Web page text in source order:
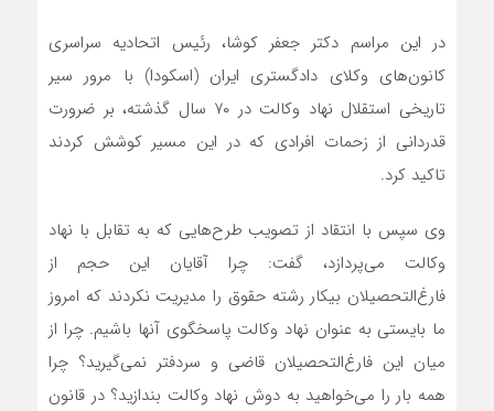
در این مراسم دکتر جعفر کوشا، رئیس اتحادیه سراسری
کانون‌های وکلای دادگستری ایران (اسکودا) با مرور سیر
تاریخی استقلال نهاد وکالت در ۷۰ سال گذشته، بر ضرورت
قدردانی از زحمات افرادی که در این مسیر کوشش کردند
تاکید کرد.
وی سپس با انتقاد از تصویب طرح‌هایی که به تقابل با نهاد
وکالت می‌پردازد، گفت: چرا آقایان این حجم از
فارغ‌التحصیلان بیکار رشته حقوق را مدیریت نکردند که امروز
ما بایستی به عنوان نهاد وکالت پاسخگوی آنها باشیم. چرا از
میان این فارغ‌التحصیلان قاضی و سردفتر نمی‌گیرید؟ چرا
همه بار را می‌خواهید به دوش نهاد وکالت بندازید؟ در قانون